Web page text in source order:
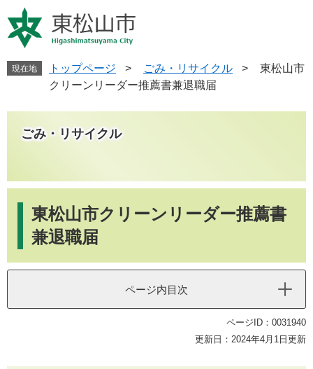
ー
ジ
す
ニ
ュ
し
現在地 トップページ > ごみ・リサイクル >
東松山市
クリーンリーダー推薦書兼退職届
ごみ・リサイクル
東松山市クリーンリーダー推薦書
兼退職届
ページ内目次
ページID：0031940
更新日：2024年4月1日更新